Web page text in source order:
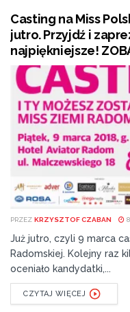
Casting na Miss
jutro. Przyjdź i
najpiękniejsze!
PRZEZ KRZYSZTOF CZABAN
Już jutro, czyli 9 marca
Radomskiej. Kolejny raz
oceniało kandydatki,...
CZYTAJ WIĘCEJ